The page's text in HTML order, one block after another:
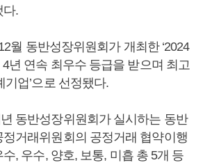
다.
월 동반성장위원회가 개최한 ‘2024
4년 연속 최우수 등급을 받으며 최고
기업’으로 선정됐다.
동반성장위원회가 실시하는 동반
거래위원회의 공정거래 협약이행
, 우수, 양호, 보통, 미흡 총 5개 등